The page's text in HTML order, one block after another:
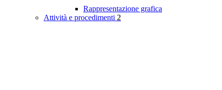
Rappresentazione grafica
Attività e procedimenti 2